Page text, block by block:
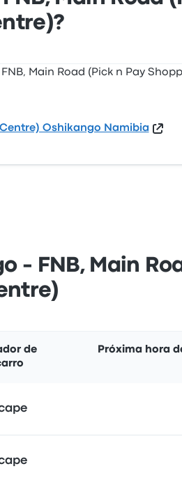
Oshikango Namibia
- FNB, Main
de
Próxima hora